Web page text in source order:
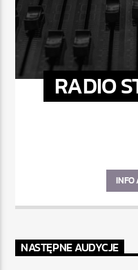
RADIO
INFO
NASTĘPNE AUDYCJE